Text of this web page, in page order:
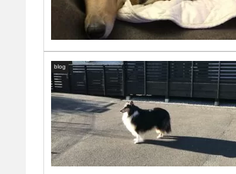
blog